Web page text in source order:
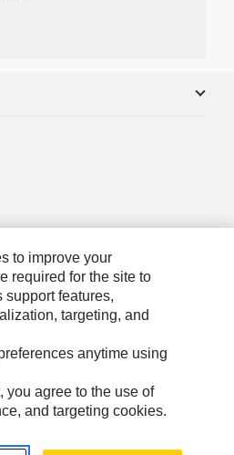
to improve your
required for the site to
support features,
targeting, and
anytime using
you agree to the use of
and targeting cookies.